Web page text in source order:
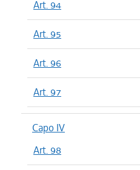
Art. 94
Art. 95
Art. 96
Art. 97
Capo IV
Art. 98